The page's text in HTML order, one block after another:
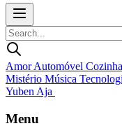
AmorAutomóvel
Mistério Música
Yuben Aja
Menu